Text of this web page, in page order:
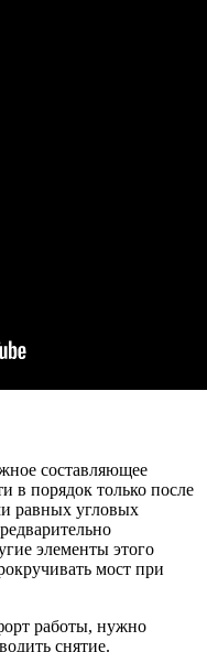
составляющее
в порядок только после
равных угловых
элементы этого
мост при
работы, нужно
снятие.